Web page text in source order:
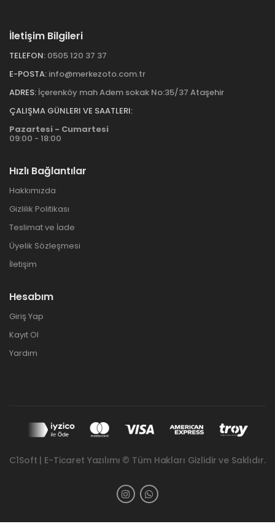
İletişim Bilgileri
TELEFON: 0505 120 37 37
E-POSTA: info@merkezoto.com.tr
ADRES: İçerenköy mah Adem sokak No:35/37 Ataşehir
ÇALIŞMA GÜNLERI VE SAATLERI:
Pazartesi - Cumartesi
09:00 - 18:00
Hızlı Bağlantılar
Hakkımızda
Gizlilik Politikası
Teslimat ve İade
Üyelik Sözleşmesi
İletişim
Hesabım
Giriş Yap
Kayıt Ol
Yardım
C1Soft | E-Ticaret Yazılımı © Tüm Hakları Gizlidir ve Saklıdır.